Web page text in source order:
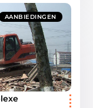
AANBIEDINGEN